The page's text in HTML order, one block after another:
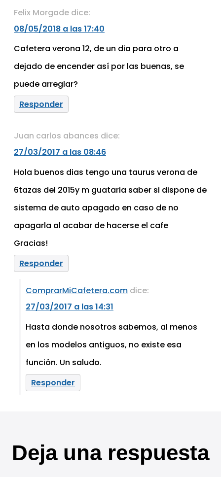
Felix Morgade dice:
08/05/2018 a las 17:40
Cafetera verona 12, de un dia para otro a
dejado de encender así por las buenas, se
puede arreglar?
Responder
Juan carlos abances dice:
27/03/2017 a las 08:46
Hola buenos dias tengo una taurus verona de
6tazas del 2015y m guataria saber si dispone de
sistema de auto apagado en caso de no
apagarla al acabar de hacerse el cafe
Gracias!
Responder
ComprarMiCafetera.com dice:
27/03/2017 a las 14:31
Hasta donde nosotros sabemos, al menos
en los modelos antiguos, no existe esa
función. Un saludo.
Responder
Deja una respuesta